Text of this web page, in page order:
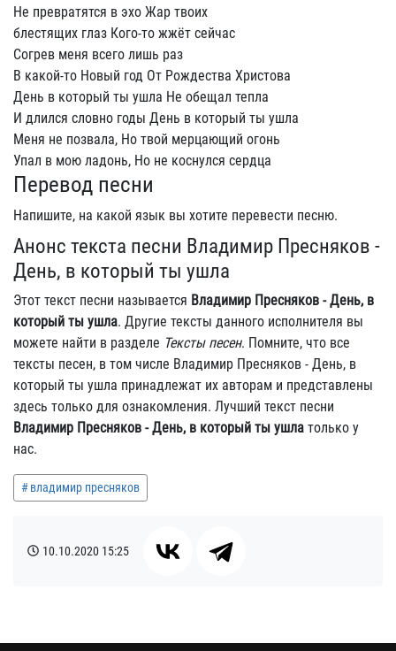
Не превратятся в эхо Жар твоих
блестящих глаз Кого-то жжёт сейчас
Согрев меня всего лишь раз
В какой-то Новый год От Рождества Христова
День в который ты ушла Не обещал тепла
И длился словно годы День в который ты ушла
Меня не позвала, Но твой мерцающий огонь
Упал в мою ладонь, Но не коснулся сердца
Перевод песни
Напишите, на какой язык вы хотите перевести песню.
Анонс текста песни Владимир Пресняков -
День, в который ты ушла
Этот текст песни называется Владимир Пресняков - День, в
который ты ушла. Другие тексты данного исполнителя вы
можете найти в разделе Тексты песен. Помните, что все
тексты песен, в том числе Владимир Пресняков - День, в
который ты ушла принадлежат их авторам и представлены
здесь только для ознакомления. Лучший текст песни
Владимир Пресняков - День, в который ты ушла только у
нас.
владимир пресняков
10.10.2020 15:25